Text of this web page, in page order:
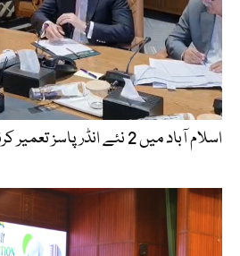
اسلام آباد میں 2 نئے انڈر پاسز تعمیر کرنے کا فیصلہ